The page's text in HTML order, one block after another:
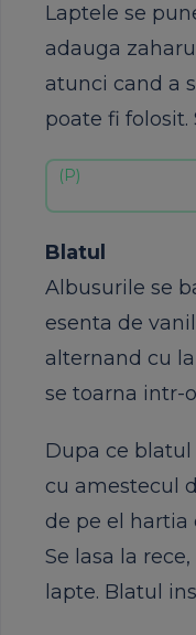
Laptele se
adauga zaharul
atunci cand a
poate fi folosit.
Blatul
Albusurile se
esenta de
alternand cu
se toarna intr-o
Dupa ce
cu amestecul
de pe el hartia
Se lasa la rece,
lapte. Blatul